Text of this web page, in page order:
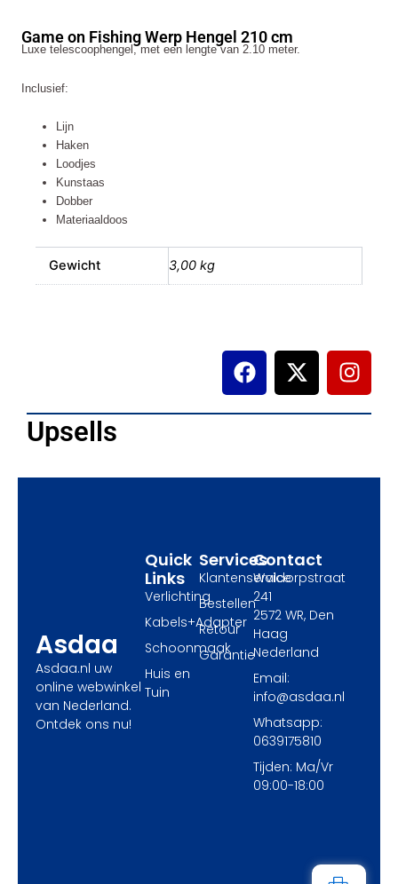
Hengel
210
aantal
Game on Fishing Werp Hengel 210 cm
Luxe telescoophengel, met een lengte van 2.10 meter.
Inclusief:
Lijn
Haken
Loodjes
Kunstaas
Dobber
Materiaaldoos
Gewicht 3,00 kg
F
a
o
X
-
t
I
n
g
Upsells
Asdaa
Asdaa.nl uw
online webwinkel
van Nederland.
Ontdek ons nu!
Services
Klantenservice
Bestellen
Retour
Garantie
Quick
Links
Verlichting
Kabels+Adapter
Schoonmaak
Huis en
Tuin
Contact
Waldorpstraat
241
2572 WR, Den
Haag
Nederland
Email:
info@asdaa.nl
Whatsapp:
0639175810
Tijden: Ma/Vr
09:00-18:00